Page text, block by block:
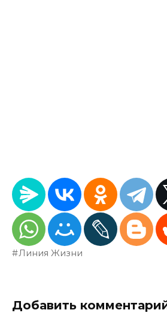
Линия Жизни
Добавить